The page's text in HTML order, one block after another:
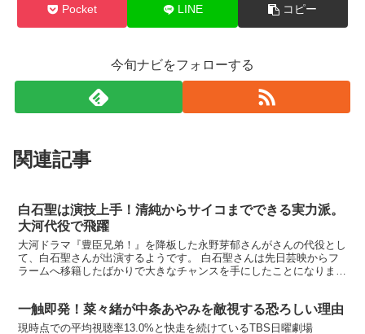
Pocket LINE コピー
今旬ナビをフォローする
関連記事
白石聖は演技上手！清純からサイコまでできる実力派。
大河代役で飛躍
大河ドラマ『豊臣兄弟！』を降板した永野芽郁さんがさんの代役とし
て、白石聖さんが出演するようです。 白石聖さんは先日芸映からフ
ラームへ移籍したばかりで大きなチャンスを手にしたことになりま
一触即発！菜々緒が中条あやみを敵視する恐ろしい理由
現時点での平均視聴率13.0%と快走を続けているTBS日曜劇場